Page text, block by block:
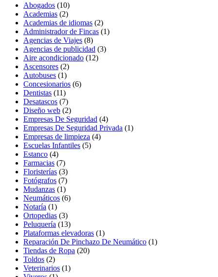
Abogados (10)
Academias (2)
Academias de idiomas (2)
Administrador de Fincas (1)
Agencias de Viajes (8)
Agencias de publicidad (3)
Aire acondicionado (12)
Ascensores (2)
Autobuses (1)
Concesionarios (6)
Dentistas (11)
Desatascos (7)
Diseño web (2)
Empresas De Seguridad (4)
Empresas De Seguridad Privada (1)
Empresas de limpieza (4)
Escuelas Infantiles (5)
Estanco (4)
Farmacias (7)
Floristerías (3)
Fotógrafos (7)
Mudanzas (1)
Neumáticos (6)
Notaría (1)
Ortopedias (3)
Peluquería (13)
Plataformas elevadoras (1)
Reparación De Pinchazo De Neumático (1)
Tiendas de Ropa (20)
Toldos (2)
Veterinarios (1)